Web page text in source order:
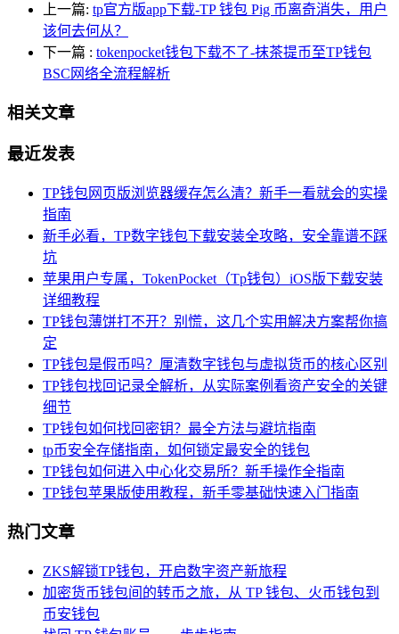
上一篇: tp官方版app下载-TP 钱包 Pig 币离奇消失，用户
该何去何从？
下一篇 : tokenpocket钱包下载不了-抹茶提币至TP钱包
BSC网络全流程解析
相关文章
最近发表
TP钱包网页版浏览器缓存怎么清？新手一看就会的实操
指南
新手必看，TP数字钱包下载安装全攻略，安全靠谱不踩
坑
苹果用户专属，TokenPocket（Tp钱包）iOS版下载安装
详细教程
TP钱包薄饼打不开？别慌，这几个实用解决方案帮你搞
定
TP钱包是假币吗？厘清数字钱包与虚拟货币的核心区别
TP钱包找回记录全解析，从实际案例看资产安全的关键
细节
TP钱包如何找回密钥？最全方法与避坑指南
tp币安全存储指南，如何锁定最安全的钱包
TP钱包如何进入中心化交易所？新手操作全指南
TP钱包苹果版使用教程，新手零基础快速入门指南
热门文章
ZKS解锁TP钱包，开启数字资产新旅程
加密货币钱包间的转币之旅，从 TP 钱包、火币钱包到
币安钱包